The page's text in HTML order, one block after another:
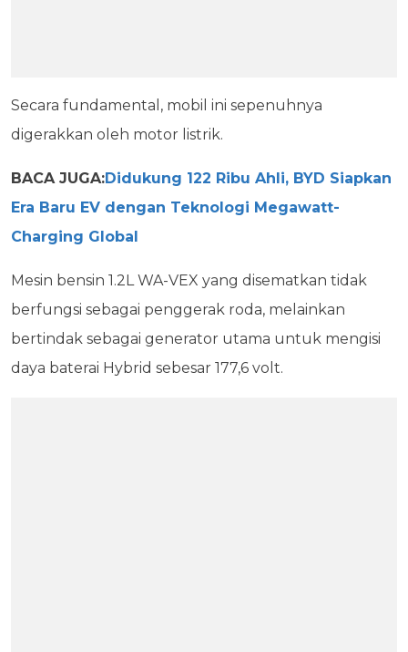
Secara fundamental, mobil ini sepenuhnya
digerakkan oleh motor listrik.
BACA JUGA:Didukung 122 Ribu Ahli, BYD Siapkan
Era Baru EV dengan Teknologi Megawatt-
Charging Global
Mesin bensin 1.2L WA-VEX yang disematkan tidak
berfungsi sebagai penggerak roda, melainkan
bertindak sebagai generator utama untuk mengisi
daya baterai Hybrid sebesar 177,6 volt.